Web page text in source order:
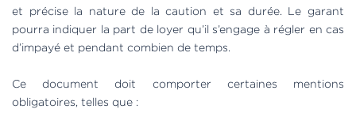
et précise la nature de la caution et sa durée. Le garant
pourra indiquer la part de loyer qu’il s’engage à régler en cas
d’impayé et pendant combien de temps.
Ce document doit comporter certaines mentions
obligatoires, telles que :